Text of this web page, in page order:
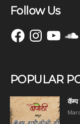
Follow Us
FacebookInstagramYouTube
POPULAR
कॅम्प